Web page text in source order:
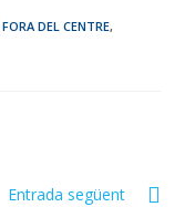
FORA DEL CENTRE,
Entrada següent